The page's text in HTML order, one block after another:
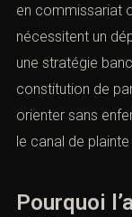
en commissariat
nécessitent un
une stratégie
constitution de
orienter sans
le canal de
Pourquoi